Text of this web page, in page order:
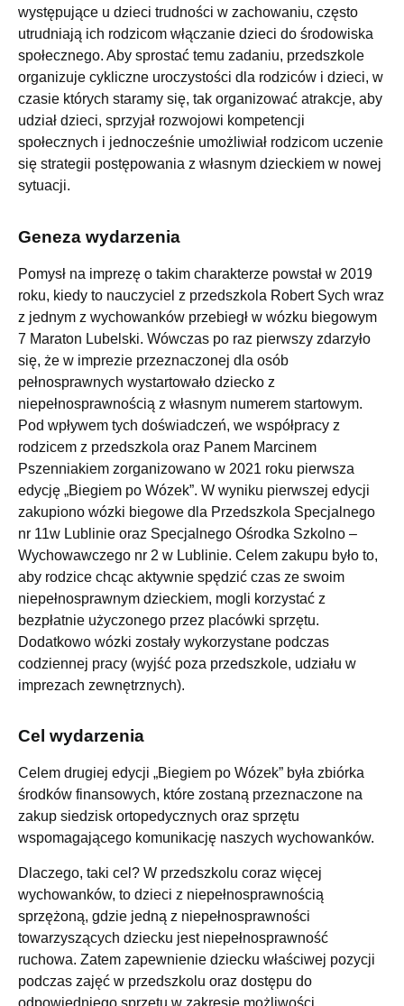
występujące u dzieci trudności w zachowaniu, często
utrudniają ich rodzicom włączanie dzieci do środowiska
społecznego. Aby sprostać temu zadaniu, przedszkole
organizuje cykliczne uroczystości dla rodziców i dzieci, w
czasie których staramy się, tak organizować atrakcje, aby
udział dzieci, sprzyjał rozwojowi kompetencji
społecznych i jednocześnie umożliwiał rodzicom uczenie
się strategii postępowania z własnym dzieckiem w nowej
sytuacji.
Geneza wydarzenia
Pomysł na imprezę o takim charakterze powstał w 2019
roku, kiedy to nauczyciel z przedszkola Robert Sych wraz
z jednym z wychowanków przebiegł w wózku biegowym
7 Maraton Lubelski. Wówczas po raz pierwszy zdarzyło
się, że w imprezie przeznaczonej dla osób
pełnosprawnych wystartowało dziecko z
niepełnosprawnością z własnym numerem startowym.
Pod wpływem tych doświadczeń, we współpracy z
rodzicem z przedszkola oraz Panem Marcinem
Pszenniakiem zorganizowano w 2021 roku pierwsza
edycję „Biegiem po Wózek”. W wyniku pierwszej edycji
zakupiono wózki biegowe dla Przedszkola Specjalnego
nr 11w Lublinie oraz Specjalnego Ośrodka Szkolno –
Wychowawczego nr 2 w Lublinie. Celem zakupu było to,
aby rodzice chcąc aktywnie spędzić czas ze swoim
niepełnosprawnym dzieckiem, mogli korzystać z
bezpłatnie użyczonego przez placówki sprzętu.
Dodatkowo wózki zostały wykorzystane podczas
codziennej pracy (wyjść poza przedszkole, udziału w
imprezach zewnętrznych).
Cel wydarzenia
Celem drugiej edycji „Biegiem po Wózek” była zbiórka
środków finansowych, które zostaną przeznaczone na
zakup siedzisk ortopedycznych oraz sprzętu
wspomagającego komunikację naszych wychowanków.
Dlaczego, taki cel? W przedszkolu coraz więcej
wychowanków, to dzieci z niepełnosprawnością
sprzężoną, gdzie jedną z niepełnosprawności
towarzyszących dziecku jest niepełnosprawność
ruchowa. Zatem zapewnienie dziecku właściwej pozycji
podczas zajęć w przedszkolu oraz dostępu do
odpowiedniego sprzętu w zakresie możliwości